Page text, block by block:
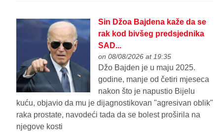
Sin Džoa Bajdena kaže da se
rak kod bivšeg predsjednika
SAD...
on 08/08/2026 at 19:35
Džo Bajden je u maju 2025.
godine, manje od četiri mjeseca
nakon što je napustio Bijelu
kuću, objavio da mu je dijagnostikovan "agresivan oblik"
raka prostate, navodeći tada da se bolest proširila na
njegove kosti